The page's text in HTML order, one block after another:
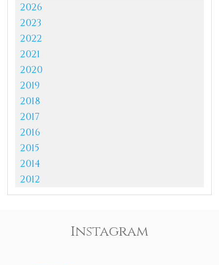
2026
2023
2022
2021
2020
2019
2018
2017
2016
2015
2014
2012
Instagram